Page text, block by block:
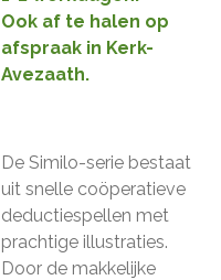
Ook af te halen op
afspraak in Kerk-
Avezaath.
De Similo-serie bestaat
uit snelle coöperatieve
deductiespellen met
prachtige illustraties.
Door de makkelijke